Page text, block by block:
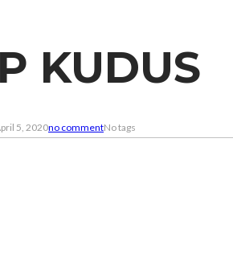
KUDUS
5, 2020no commentNo tags